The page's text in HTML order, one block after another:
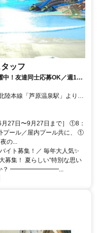
ッフ
中！友達同士応募OK／週1
無料駐車場あり）
27⽇〜9⽉27⽇まで］ ①8：
ール／屋内プール共に、 ①
の...
イト募集！／ 毎年大人気✨
募集！ 夏らしい“特別な思い
んか？ ━━━━━━━━...